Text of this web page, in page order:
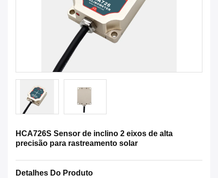
HCA726S Sensor de inclino 2 eixos de alta
precisão para rastreamento solar
Detalhes Do Produto